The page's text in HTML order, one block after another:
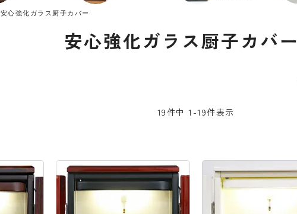
安心強化ガラス厨子カバー
安心強化ガラス厨子カバー
19件中 1 -19件表示